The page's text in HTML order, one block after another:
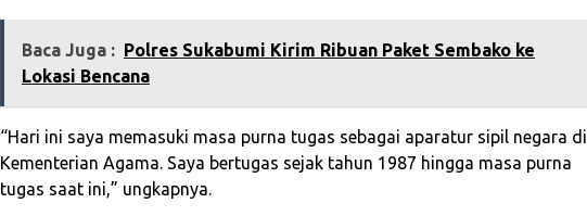
Baca Juga : Polres Sukabumi Kirim Ribuan Paket Sembako ke
Lokasi Bencana
“Hari ini saya memasuki masa purna tugas sebagai aparatur sipil negara di
Kementerian Agama. Saya bertugas sejak tahun 1987 hingga masa purna
tugas saat ini,” ungkapnya.